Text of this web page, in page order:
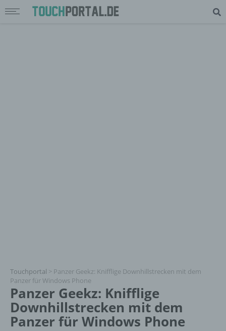
Touchportal > Panzer Geekz: Knifflige Downhillstrecken mit dem
Panzer für Windows Phone
Panzer Geekz: Knifflige
Downhillstrecken mit dem
Panzer für Windows Phone